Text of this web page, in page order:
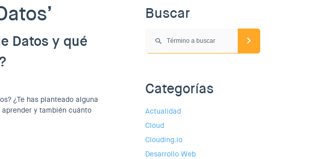
Datos y qué
¿Te has planteado alguna
y también cuánto
Buscar
Categorías
Actualidad
Cloud
Clouding.io
Desarrollo Web